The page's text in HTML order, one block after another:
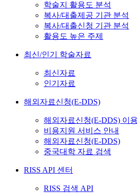
학술지 활용도 분석
복사/대출제공 기관 분석
복사/대출신청 기관 분석
활용도 높은 주제
최신/인기 학술자료
최신자료
인기자료
해외자료신청(E-DDS)
해외자료신청(E-DDS) 이
비용지원 서비스 안내
해외자료신청(E-DDS)
중국대학 자료 검색
RISS API 센터
RISS 검색 API